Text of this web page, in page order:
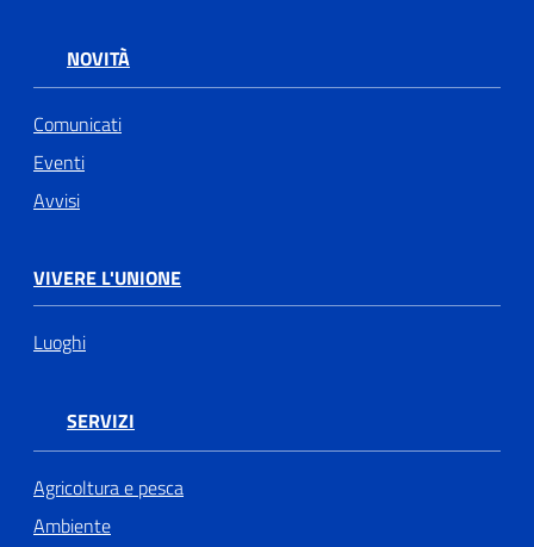
NOVITÀ
Comunicati
Eventi
Avvisi
VIVERE L'UNIONE
Luoghi
SERVIZI
Agricoltura e pesca
Ambiente